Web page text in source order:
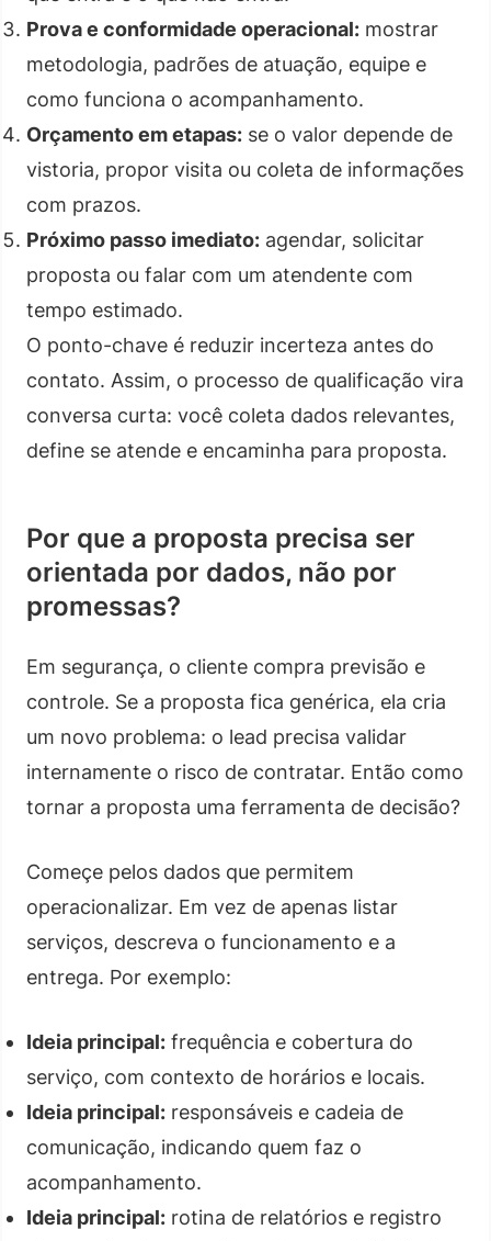
Prova e conformidade operacional: mostrar
metodologia, padrões de atuação, equipe e
como funciona o acompanhamento.
Orçamento em etapas: se o valor depende de
vistoria, propor visita ou coleta de informações
com prazos.
Próximo passo imediato: agendar, solicitar
proposta ou falar com um atendente com
tempo estimado.
O ponto-chave é reduzir incerteza antes do
contato. Assim, o processo de qualificação vira
conversa curta: você coleta dados relevantes,
define se atende e encaminha para proposta.
Por que a proposta precisa ser
orientada por dados, não por
promessas?
Em segurança, o cliente compra previsão e
controle. Se a proposta fica genérica, ela cria
um novo problema: o lead precisa validar
internamente o risco de contratar. Então como
tornar a proposta uma ferramenta de decisão?
Começe pelos dados que permitem
operacionalizar. Em vez de apenas listar
serviços, descreva o funcionamento e a
entrega. Por exemplo:
Ideia principal: frequência e cobertura do
serviço, com contexto de horários e locais.
Ideia principal: responsáveis e cadeia de
comunicação, indicando quem faz o
acompanhamento.
Ideia principal: rotina de relatórios e registro